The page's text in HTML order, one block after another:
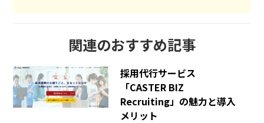
関連のおすすめ記事
採用代行サービス
「CASTER BIZ
Recruiting」の魅力と導入
メリット